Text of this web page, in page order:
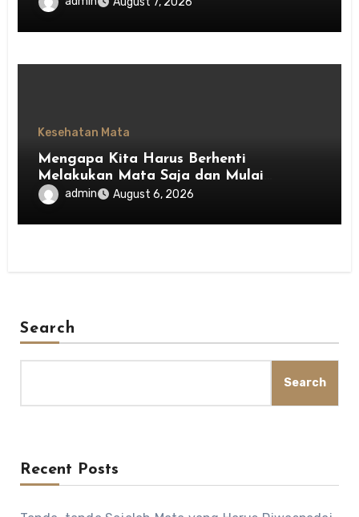
Kesehatan Mata
Mengapa Kita Harus Berhenti
Melakukan Mata Saja dan Mulai
Menghargai Privasi Orang Lain
admin August 6, 2026
Search
Search
Recent Posts